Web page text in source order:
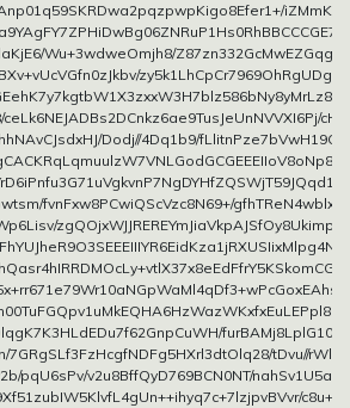
Wu+3wdweOmjh8/
Dodj//4Dq1b9/
fvnFxw8PCwiQScVzc8N69+/
7GRgSLf3FzHcgfNDFg5HXrl3dtOlq28/tDvu//
pqU6sPv/v2u8BffQyD769BCN0NT/